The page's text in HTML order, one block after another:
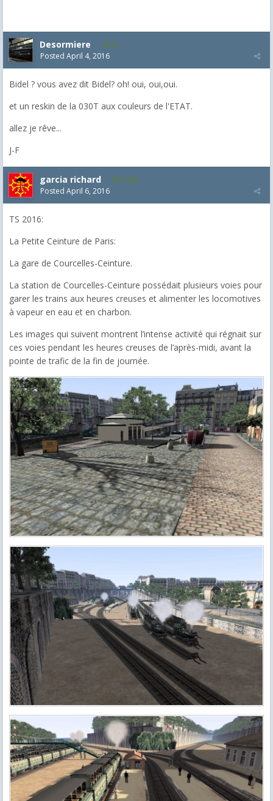
Desormiere 39
Posted April 4, 2016
Bidel ? vous avez dit Bidel? oh! oui, oui,oui.
et un reskin de la 030T aux couleurs de l'ETAT.
allez je rêve...
J-F
garcia richard 1,899
Posted April 6, 2016
TS 2016:
La Petite Ceinture de Paris:
La gare de Courcelles-Ceinture.
La station de Courcelles-Ceinture possédait plusieurs voies pour
garer les trains aux heures creuses et alimenter les locomotives
à vapeur en eau et en charbon.
Les images qui suivent montrent l’intense activité qui régnait sur
ces voies pendant les heures creuses de l’après-midi, avant la
pointe de trafic de la fin de journée.